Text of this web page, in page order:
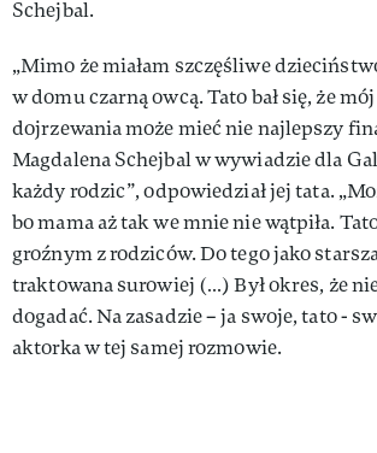
Schejbal.
„Mimo że miałam szczęśliwe
w domu czarną owcą. Tato bał się, że
dojrzewania może mieć nie najlepszy
Magdalena Schejbal w wywiadzie dla
każdy rodzic”, odpowiedział jej tata.
bo mama aż tak we mnie nie wątpiła.
groźnym z rodziców. Do tego jako
traktowana surowiej (…) Był okres, że
dogadać. Na zasadzie – ja swoje, tato -
aktorka w tej samej rozmowie.